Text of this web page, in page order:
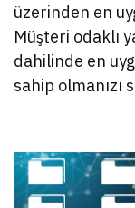
üzerinden en
Müşteri odaklı
dahilinde en
sahip olmanızı